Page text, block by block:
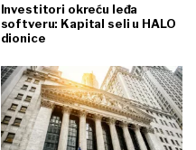
Investitori okreću leđa
softveru: Kapital seli u HALO
dionice